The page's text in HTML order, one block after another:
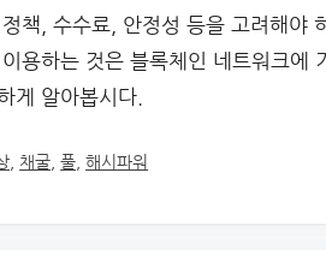
책, 수수료, 안정성 등을 고려해야
용하는 것은 블록체인 네트워크에
게 알아봅시다.
채굴 ,풀 ,해시파워